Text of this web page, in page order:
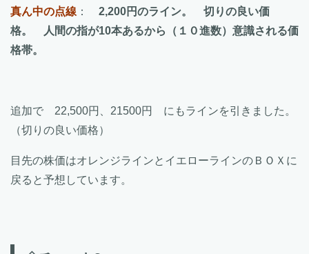
真ん中の点線 ： 2,200円のライン。 切りの良い価
格。 人間の指が10本あるから（１０進数）意識される価
格帯。
追加で 22,500円、21500円 にもラインを引きました。
（切りの良い価格）
目先の株価はオレンジラインとイエローラインのＢＯＸに
戻ると予想しています。